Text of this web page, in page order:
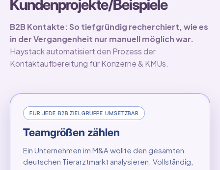
Kundenprojekte/Beispiele
B2B Kontakte: So tiefgründig recherchiert, wie es
in der Vergangenheit nur manuell möglich war.
Haystack automatisiert den Prozess der
Kontaktaufbereitung für Konzerne & KMUs.
FÜR JEDE B2B ZIELGRUPPE UMSETZBAR
Teamgrößen zählen
Ein Unternehmen im M&A wollte den gesamten
deutschen Tierarztmarkt analysieren. Vollständig,